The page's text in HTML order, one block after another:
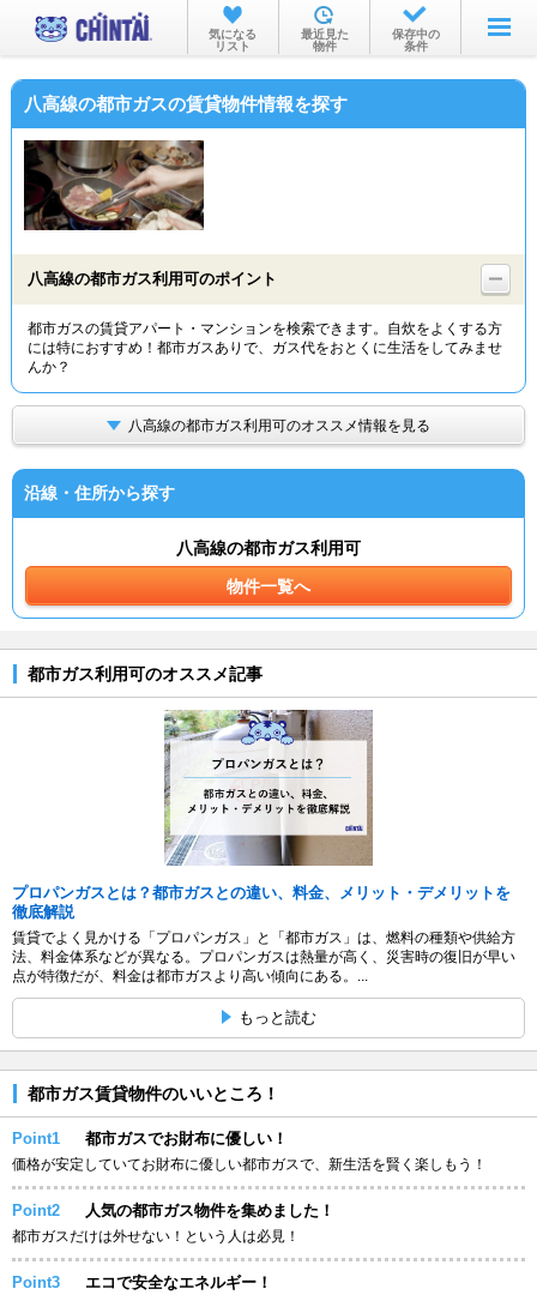
お部屋を探す
沿線・駅から
物件特集から
TOP
気になる
リスト
最近見た
物件
保存中の
条件
八高線の都市ガスの賃貸物件情報を探す
八高線の都市ガス利用可のポイント
都市ガスの賃貸アパート・マンションを検索できます。自炊をよくする方
には特におすすめ！都市ガスありで、ガス代をおとくに生活をしてみませ
んか？
八高線の都市ガス利用可のオススメ情報を見る
沿線・住所から探す
八高線の都市ガス利用可
物件一覧へ
都市ガス利用可のオススメ記事
プロパンガスとは？都市ガスとの違い、料金、メリット・デメリットを
徹底解説
賃貸でよく見かける「プロパンガス」と「都市ガス」は、燃料の種類や供給方
法、料金体系などが異なる。プロパンガスは熱量が高く、災害時の復旧が早い
点が特徴だが、料金は都市ガスより高い傾向にある。...
もっと読む
都市ガス賃貸物件のいいところ！
Point1 都市ガスでお財布に優しい！
価格が安定していてお財布に優しい都市ガスで、新生活を賢く楽しもう！
Point2 人気の都市ガス物件を集めました！
都市ガスだけは外せない！という人は必見！
Point3 エコで安全なエネルギー！